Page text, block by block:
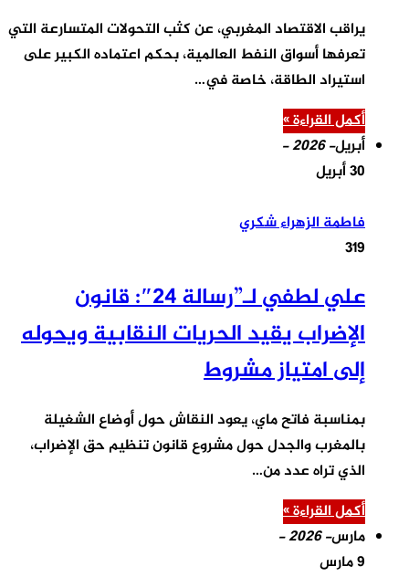
يراقب الاقتصاد المغربي، عن كثب التحولات المتسارعة التي
تعرفها أسواق النفط العالمية، بحكم اعتماده الكبير على
استيراد الطاقة، خاصة في…
أكمل القراءة »
أبريل- 2026 -
30 أبريل
فاطمة الزهراء شكري
319
علي لطفي لـ”رسالة 24″: قانون
الإضراب يقيد الحريات النقابية ويحوله
إلى امتياز مشروط
بمناسبة فاتح ماي، يعود النقاش حول أوضاع الشغيلة
بالمغرب والجدل حول مشروع قانون تنظيم حق الإضراب،
الذي تراه عدد من…
أكمل القراءة »
مارس- 2026 -
9 مارس